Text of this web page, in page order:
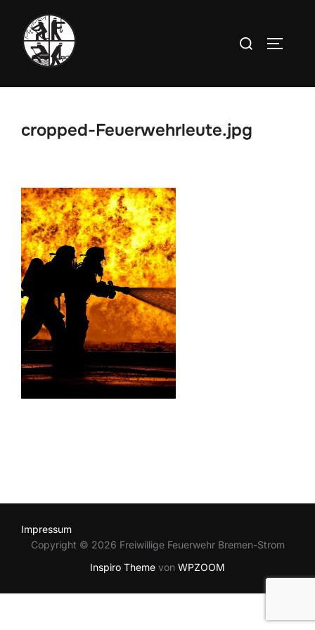
Inhalt
springen
Suchen
cropped-Feuerwehrleute.jpg
Impressum
Copyright © 2026 Freiwillige Feuerwehr Bremen-Strom
Inspiro Theme von WPZOOM